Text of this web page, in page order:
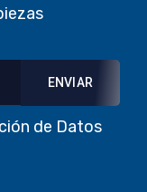
de Datos